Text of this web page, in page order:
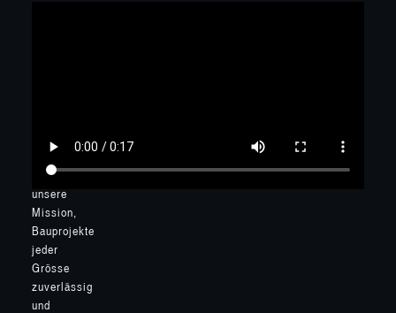
unsere
Mission,
Bauprojekte
jeder
Grösse
zuverlässig
und